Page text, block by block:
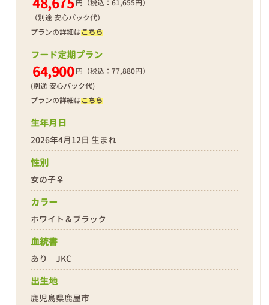
❮ ❯
円（税込：61,655円）
（別途 安心パック代）
プランの詳細はこちら
フード定期プラン
64,900 円（税込：77,880円）
(別途 安心パック代)
プランの詳細はこちら
生年月日
2026年4月12日 生まれ
性別
女の子♀
カラー
ホワイト＆ブラック
血統書
あり JKC
出生地
鹿児島県鹿屋市